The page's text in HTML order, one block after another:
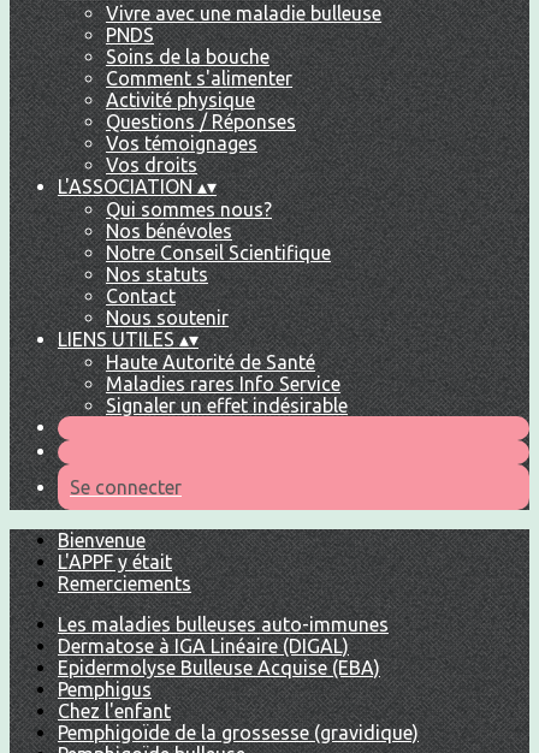
Vivre avec une maladie bulleuse
PNDS
Soins de la bouche
Comment s'alimenter
Activité physique
Questions / Réponses
Vos témoignages
Vos droits
L'ASSOCIATION▴▾
Qui sommes nous?
Nos bénévoles
Notre Conseil Scientifique
Nos statuts
Contact
Nous soutenir
LIENS UTILES▴▾
Haute Autorité de Santé
Maladies rares Info Service
Signaler un effet indésirable
Se connecter
Bienvenue
L'APPF y était
Remerciements
Les maladies bulleuses auto-immunes
Dermatose à IGA Linéaire (DIGAL)
Epidermolyse Bulleuse Acquise (EBA)
Pemphigus
Chez l'enfant
Pemphigoïde de la grossesse (gravidique)